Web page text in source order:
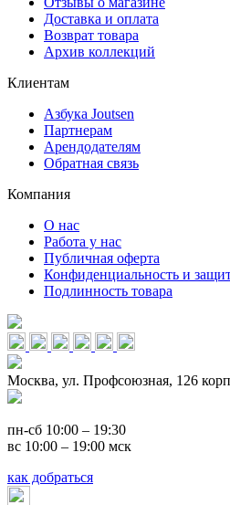
Доставка и оплата
Возврат товара
Архив коллекций
Клиентам
Азбука Joutsen
Партнерам
Арендодателям
Обратная связь
Компания
О нас
Работа у нас
Публичная оферта
Конфиденциальность и
Подлинность товара
Москва, ул. Профсоюзная, 126
пн-сб 10:00 – 19:30
вс 10:00 – 19:00 мск
как добраться